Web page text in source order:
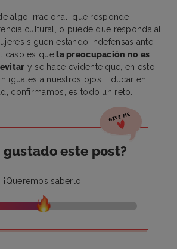
algo irracional, que responde
cultural, o puede que responda al
siguen estando indefensas ante
caso es quela preocupación no es
y se hace evidente que, en esto,
iguales a nuestros ojos. Educar en
confirmamos, es todo un reto.
gustado este post?
¡Queremos saberlo!